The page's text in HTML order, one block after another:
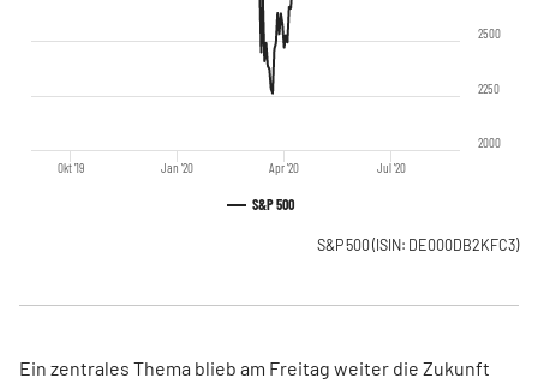
S&P 500
Jan '20 Jul '20
Okt '19 Apr '20
2000
2250
2500
S&P 500(ISIN: DE000DB2KFC3)
Ein zentrales Thema blieb am Freitag weiter die Zukunft